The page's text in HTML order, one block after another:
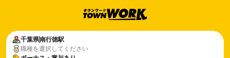
千葉県南行徳駅
職種を選択してください
千葉県南行徳駅
ボーナス・賞与あり